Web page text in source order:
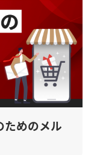
ためのメル